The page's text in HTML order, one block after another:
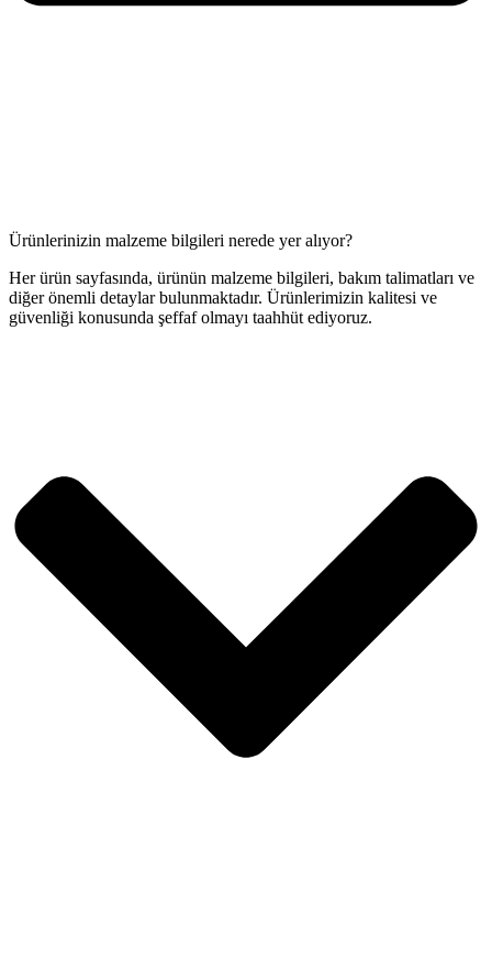
Ürünlerinizin malzeme bilgileri nerede yer alıyor?
Her ürün sayfasında, ürünün malzeme bilgileri, bakım talimatları ve
diğer önemli detaylar bulunmaktadır. Ürünlerimizin kalitesi ve
güvenliği konusunda şeffaf olmayı taahhüt ediyoruz.